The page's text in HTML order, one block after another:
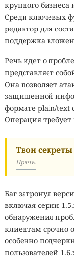
крупного бизнеса
Среди ключевых
редактор для
поддержка
Речь идет о
представляет
Она позволяет
защищенной
формате plain/text
Операция требует
Твои
Прячь.
Баг затронул
включая серии
обнаружения
клиентам срочно
особенно
пользователей